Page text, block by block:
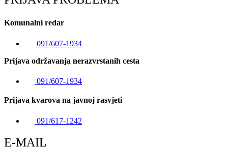
Komunalni redar
091/607-1934
Prijava održavanja nerazvrstanih cesta
091/607-1934
Prijava kvarova na javnoj rasvjeti
091/617-1242
E-MAIL